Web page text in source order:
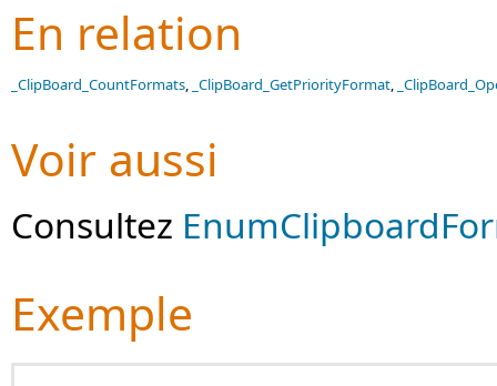
En relation
_ClipBoard_CountFormats, _ClipBoard_GetPriorityFormat,
Voir aussi
Consultez
Exemple